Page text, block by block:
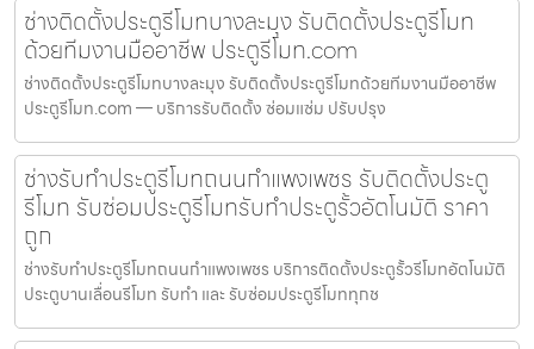
ช่างติดตั้งประตูรีโมทบางละมุง รับติดตั้งประตูรีโมท
ด้วยทีมงานมืออาชีพ ประตูรีโมท.com
ช่างติดตั้งประตูรีโมทบางละมุง รับติดตั้งประตูรีโมทด้วยทีมงานมืออาชีพ
ประตูรีโมท.com — บริการรับติดตั้ง ซ่อมแซ่ม ปรับปรุง
ช่างรับทำประตูรีโมทถนนกำแพงเพชร รับติดตั้งประตู
รีโมท รับซ่อมประตูรีโมทรับทำประตูรั้วอัตโนมัติ ราคา
ถูก
ช่างรับทำประตูรีโมทถนนกำแพงเพชร บริการติดตั้งประตูรั้วรีโมทอัตโนมัติ
ประตูบานเลื่อนรีโมท รับทำ และ รับซ่อมประตูรีโมททุกช